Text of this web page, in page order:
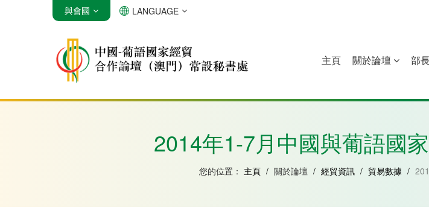
安哥拉 巴西 佛得角 幾內亞比紹
與會國 LANGUAGE
主頁 關於論壇 部
2014年1-7月中國與葡語國
您的位置： 主頁 / 關於論壇 / 經貿資訊 / 貿易數據 /